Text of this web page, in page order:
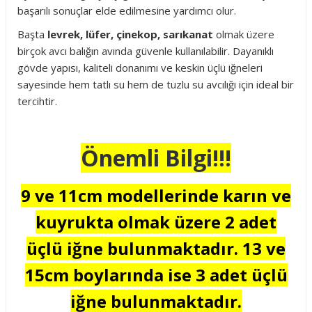
başarılı sonuçlar elde edilmesine yardımcı olur.
Başta levrek, lüfer, çinekop, sarıkanat olmak üzere
birçok avcı balığın avında güvenle kullanılabilir. Dayanıklı
gövde yapısı, kaliteli donanımı ve keskin üçlü iğneleri
sayesinde hem tatlı su hem de tuzlu su avcılığı için ideal bir
tercihtir.
Önemli Bilgi!!!
9 ve 11cm modellerinde karın ve
kuyrukta olmak üzere 2 adet
üçlü iğne bulunmaktadır. 13 ve
15cm boylarında ise 3 adet üçlü
iğne bulunmaktadır.